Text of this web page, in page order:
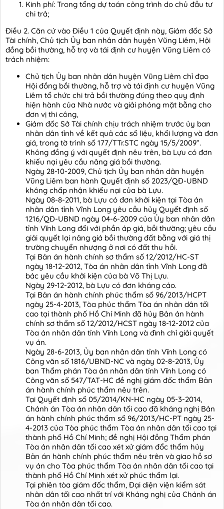
Kinh phí: Trong tổng dự toán công trình do chủ đầu tư
chi trả;
Điều 2. Căn cứ vào Điều 1 của Quyết định này, Giám đốc Sở
Tài chính, Chủ tịch Ủy ban nhân dân huyện Vũng Liêm, Hội
đồng bồi thường, hỗ trợ và tái định cư huyện Vũng Liêm có
trách nhiệm:
Chủ tịch Ủy ban nhân dân huyện Vũng Liêm chỉ đạo
Hội đồng bồi thường, hỗ trợ và tái định cư huyện Vũng
Liêm tổ chức chi trả bồi thường đúng theo quy định
hiện hành của Nhà nước và giải phóng mặt bằng cho
đơn vị thi công,
Giám đốc Sở Tài chính chịu trách nhiệm trước ủy ban
nhân dân tỉnh về kết quả các số liệu, khối lượng và đơn
giá, trong tờ trình số 177/TTr.STC ngày 15/5/2009”.
Không đồng ý với quyết định nêu trên, bà Lựu có đơn
khiếu nại yêu cầu nâng giá bồi thường.
Ngày 28-10-2009, Chủ tịch Ủy ban nhân dân huyện
Vũng Liêm ban hành Quyết định số 2023/QĐ-UBND
không chấp nhận khiếu nại của bà Lựu.
Ngày 08-8-2011, bà Lựu có đơn khởi kiện tại Tòa án
nhân dân tỉnh Vĩnh Long yêu cầu hủy Quyết định số
1216/QĐ-UBND ngày 04-6-2009 của Ủy ban nhân dân
tỉnh Vĩnh Long đối với phần áp giá, bồi thường; yêu cầu
giải quyết lại nâng giá bồi thường đất bằng với giá thị
trường chuyển nhượng ở nơi có đất thu hồi.
Tại Bản án hành chính sơ thẩm số 12/2012/HC-ST
ngày 18-12-2012, Tòa án nhân dân tỉnh Vĩnh Long đã
bác yêu cầu khởi kiện của bà Võ Thị Lựu.
Ngày 29-12-2012, bà Lựu có đơn kháng cáo.
Tại Bản án hành chính phúc thẩm số 96/2013/HCPT
ngày 25-4-2013, Tòa phúc thẩm Tòa án nhân dân tối
cao tại thành phố Hồ Chí Minh đã hủy Bản án hành
chính sơ thẩm số 12/2012/HCST ngày 18-12-2012 của
Tòa án nhân dân tỉnh Vĩnh Long và đình chỉ giải quyết
vụ án.
Ngày 28-6-2013, Ủy ban nhân dân tỉnh Vĩnh Long có
Công văn số 1816/UBND-NC và ngày 02-8-2013, Ủy
ban Thẩm phán Tòa án nhân dân tỉnh Vĩnh Long có
Công văn số 547/TAT-HC đề nghị giám đốc thẩm Bản
án hành chính phúc thẩm nêu trên.
Tại Quyết định số 05/2014/KN-HC ngày 05-3-2014,
Chánh án Tòa án nhân dân tối cao đã kháng nghị Bản
án hành chính phúc thẩm số 96/2013/HC-PT ngày 25-
4-2013 của Tòa phúc thẩm Tòa án nhân dân tối cao tại
thành phố Hồ Chí Minh; đề nghị Hội đồng Thẩm phán
Tòa án nhân dân tối cao xét xử giám đổc thẩm hủy
Bản án hành chính phúc thẩm nêu trên và giao hồ sơ
vụ án cho Tòa phúc thẩm Tòa án nhân dân tối cao tại
thành phố Hồ Chí Minh xét xử phúc thẩm lại.
Tại phiên tòa giám đốc thẩm, Đại diện viện kiểm sát
nhân dân tối cao nhất trí với Kháng nghị của Chánh án
Tòa án nhân dân tối cao.